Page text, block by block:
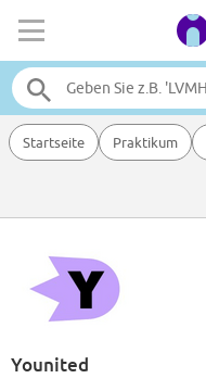
Startseite Praktikum
Younited